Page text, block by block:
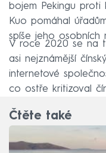
bojem Pekingu proti
Kuo pomáhal
spíše jeho osobních
V roce 2020 se na
asi nejznámější
internetové
co ostře kritizoval
Čtěte také